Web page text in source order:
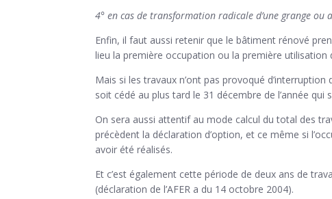
4° en cas de transformation radicale d’une grange
Enfin, il faut aussi retenir que le bâtiment rénové
lieu la première occupation ou la première utilisation
Mais si les travaux n’ont pas provoqué
soit cédé au plus tard le 31 décembre de l’année qui
On sera aussi attentif au mode calcul du total des
précèdent la déclaration d’option, et ce même si
avoir été réalisés.
Et c’est également cette période de deux ans de
(déclaration de l’AFER a du 14 octobre 2004).